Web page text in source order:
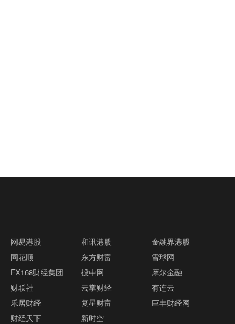
网易港股 和讯港股
金融界港股
同花顺 东方财富
雪球网
FX168财经集团 投中网
摩尔金融
财联社 云掌财经
有连云
乐居财经 复星财富
巨丰财经网
财经天下 新时空